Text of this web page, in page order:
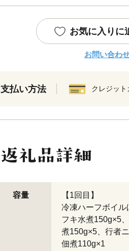
お気に入りに
お問い合わ
支払い方法 クレジット
容量
【1回目】
冷凍ハーフボイ
フキ水煮150g×5
煮150g×5、行者
佃煮110g×1